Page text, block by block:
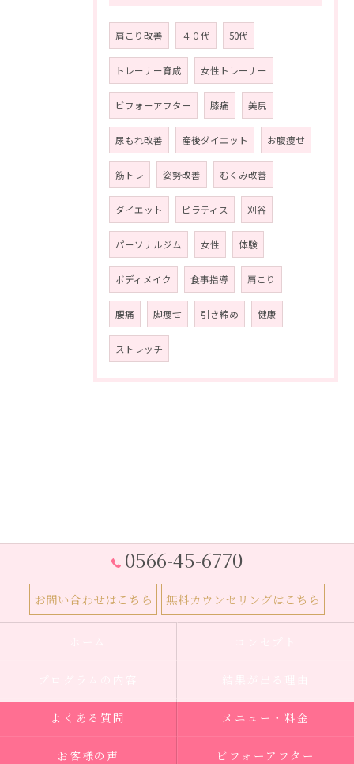
肩こり改善 ４０代 50代
トレーナー育成 女性トレーナー
ビフォーアフター 膝痛 美尻
尿もれ改善 産後ダイエット お腹痩せ
筋トレ 姿勢改善 むくみ改善
ダイエット ピラティス 刈谷
パーソナルジム 女性 体験
ボディメイク 食事指導 肩こり
腰痛 脚痩せ 引き締め 健康
ストレッチ
0566-45-6770
お問い合わせはこちら 無料カウンセリングはこちら
よくある質問 メニュー・料金
お客様の声 ビフォーアフター